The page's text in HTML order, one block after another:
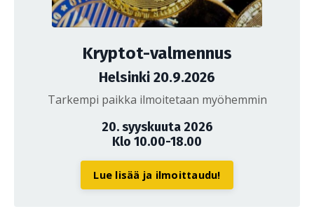
Kryptot-valmennus
Helsinki 20.9.2026
Tarkempi paikka ilmoitetaan myöhemmin
20. syyskuuta 2026
Klo 10.00-18.00
Lue lisää ja ilmoittaudu!